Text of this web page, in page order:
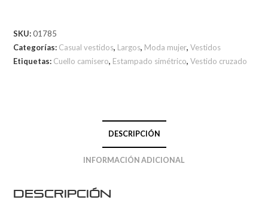
SKU:01785
Categorías: Casual vestidos, Largos, Moda mujer,Vestidos
Etiquetas: Cuello camisero, Estampado simétrico,Vestido cruzado
DESCRIPCIÓN
INFORMACIÓN ADICIONAL
Descripción